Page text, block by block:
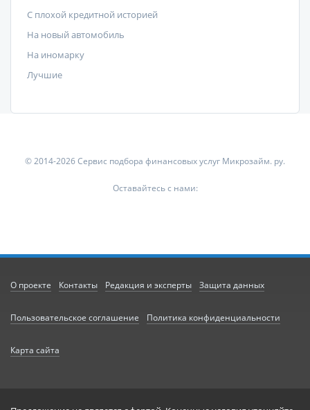
С плохой кредитной историей
На новый автомобиль
На иномарку
Лучшие
© 2014-2026 Сервис подбора финансовых услуг Микрозайм. ру.
Оставайтесь с нами:
О проекте Контакты Редакция и эксперты Защита данных
Пользовательское соглашение Политика конфиденциальности
Карта сайта